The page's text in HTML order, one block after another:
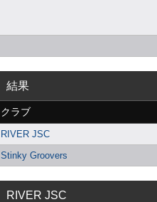
結果
クラブ
RIVER JSC
Stinky Groovers
RIVER JSC